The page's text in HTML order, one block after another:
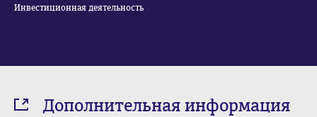
Инвестиционная деятельность
Дополнительная информация